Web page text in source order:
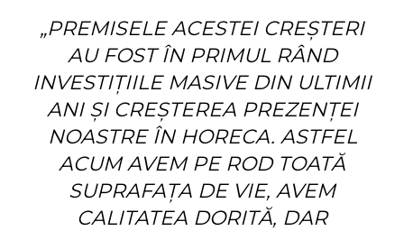
„PREMISELE ACESTEI CREȘTERI
AU FOST ÎN PRIMUL RÂND
INVESTIȚIILE MASIVE DIN ULTIMII
ANI ȘI CREȘTEREA PREZENȚEI
NOASTRE ÎN HORECA. ASTFEL
ACUM AVEM PE ROD TOATĂ
SUPRAFAȚA DE VIE, AVEM
CALITATEA DORITĂ, DAR